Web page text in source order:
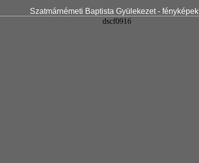
Szatmárnémeti Baptista Gyülekezet - fényképek